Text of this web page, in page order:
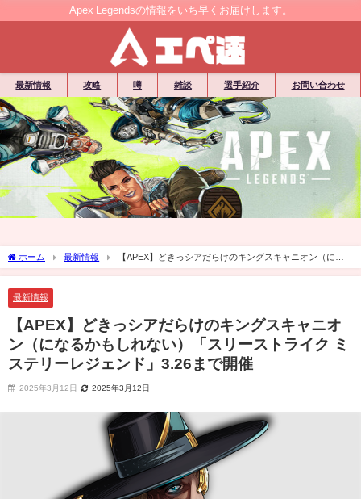
Apex Legendsの情報をいち早くお届けします。
最新情報 攻略 噂 雑談 選手紹介 お問い合わせ
ホーム 最新情報
【APEX】どきっシアだらけのキングスキャニオン（にな
るかもしれない）「スリーストライク ミステリーレジェンド」3.26まで開催
最新情報
【APEX】どきっシアだらけのキングスキャニオ
ン（になるかもしれない）「スリーストライク ミ
ステリーレジェンド」3.26まで開催
2025年3月12日 2025年3月12日